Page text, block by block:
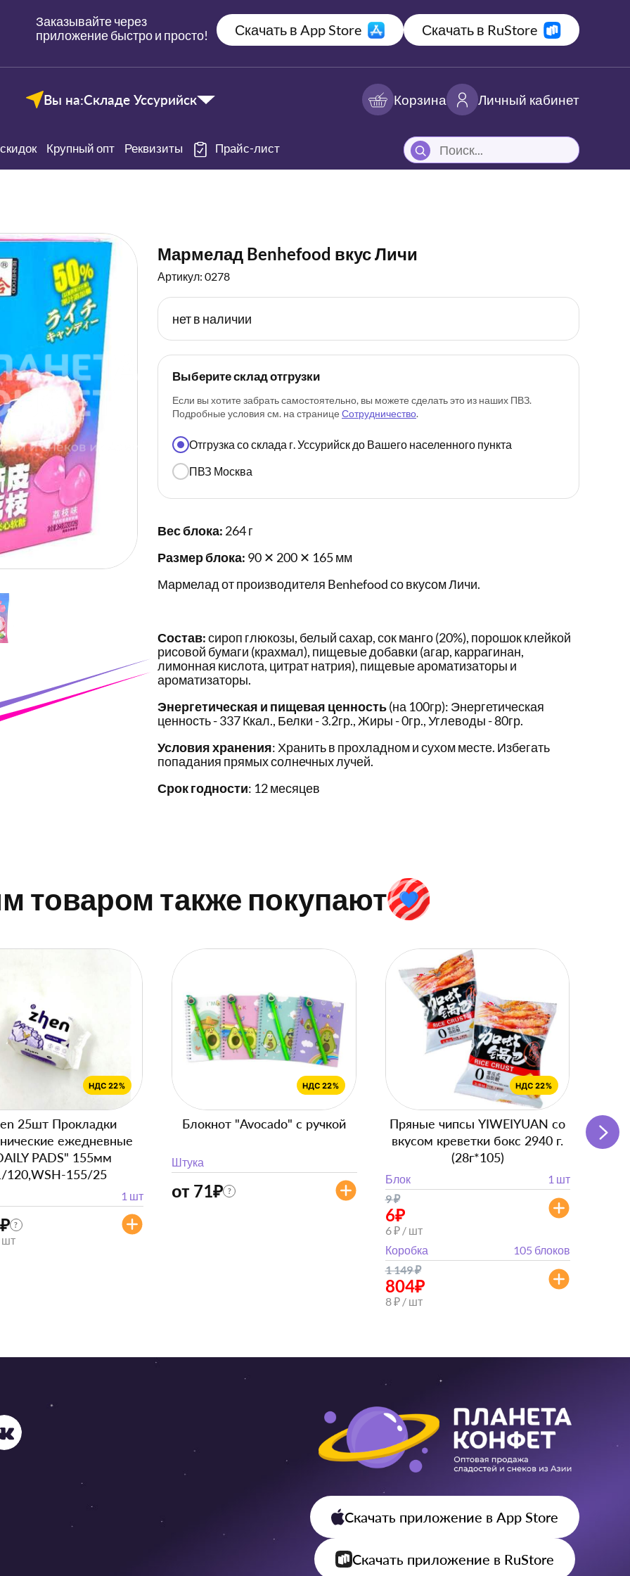
Заказывайте через
приложение быстро и просто!
Скачать в App Store Скачать в RuStore
Вы на:Складе Уссурийск Корзина Личный кабинет
Крупный опт Реквизиты Прайс-лист
Мармелад Benhefood вкус Личи
Артикул: 0278
нет в наличии
Выберите склад отгрузки
Если вы хотите забрать самостоятельно, вы можете сделать это из наших ПВЗ.
Подробные условия см. на странице Сотрудничество.
Отгрузка со склада г. Уссурийск до Вашего населенного пункта
ПВЗ Москва
Вес блока: 264 г
Размер блока: 90 ✕ 200 ✕ 165 мм
Мармелад от производителя Benhefood со вкусом Личи.
Состав:сироп глюкозы, белый сахар, сок манго (20%), порошок клейкой
рисовой бумаги (крахмал), пищевые добавки (агар, каррагинан,
лимонная кислота, цитрат натрия), пищевые ароматизаторы и
ароматизаторы.
Энергетическая и пищевая ценность(на 100гр): Энергетическая
ценность - 337 Ккал., Белки - 3.2гр., Жиры - 0гр., Углеводы - 80гр.
Условия хранения: Хранить в прохладном и сухом месте. Избегать
попадания прямых солнечных лучей.
Срок годности: 12 месяцев
товаром также покупают
25шт Прокладки
ежедневные
PADS" 155мм
120,WSH-155/25
1 шт
₽ ?
шт
Блокнот "Avocado" с ручкой
Штука
от 71₽ ?
Пряные чипсы YIWEIYUAN со
вкусом креветки бокс 2940 г.
(28г*105)
Блок
1 шт
9₽
6₽
6 ₽ / шт
Коробка
105 блоков
1 149₽
804₽
8 ₽ / шт
Скачать приложение в App Store
Скачать приложение в RuStore